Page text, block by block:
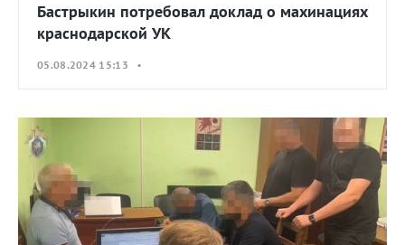
Бастрыкин потребовал доклад о махинациях
краснодарской УК
05.08.2024 15:13 •